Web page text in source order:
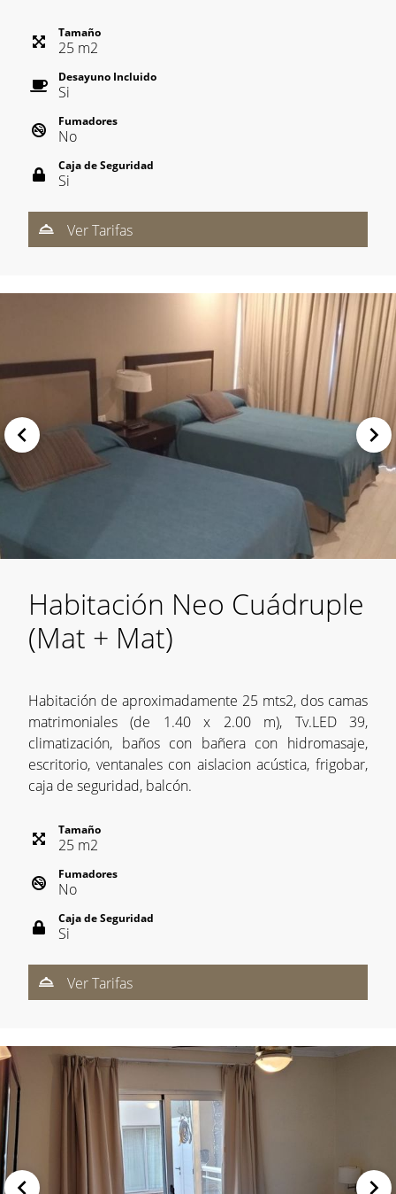
Tamaño
25 m2
Desayuno Incluido
Si
Fumadores
No
Caja de Seguridad
Si
Ver Tarifas
Habitación Neo Cuádruple
(Mat + Mat)
Habitación de aproximadamente 25 mts2, dos camas
matrimoniales (de 1.40 x 2.00 m), Tv.LED 39,
climatización, baños con bañera con hidromasaje,
escritorio, ventanales con aislacion acústica, frigobar,
caja de seguridad, balcón.
Tamaño
25 m2
Fumadores
No
Caja de Seguridad
Si
Ver Tarifas